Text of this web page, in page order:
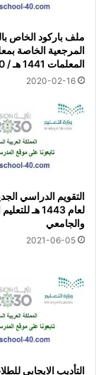
ملف باركود الخاص
المرجعية الخاصة
المعلمات 1441 هـ / 2020 م
2020-02-16
التقويم الدراسي
لعام 1443 هـ
والجامعي
2021-06-05
التأديب الايجابي